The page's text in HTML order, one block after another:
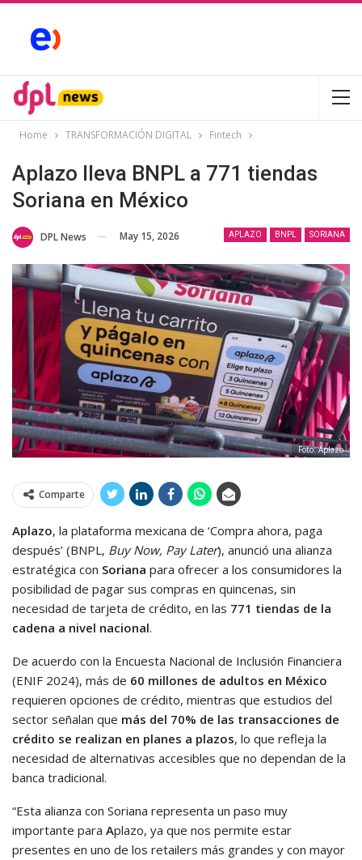
Home TRANSFORMACIÓN DIGITAL Fintech
Aplazo lleva BNPL a 771 tiendas
Soriana en México
APLAZO BNPL SORIANA
DPL News May 15, 2026
Foto: Aplazo
Comparte
Aplazo, la plataforma mexicana de ‘Compra ahora, paga
después’ (BNPL, Buy Now, Pay Later), anunció una alianza
estratégica con Soriana para ofrecer a los consumidores la
posibilidad de pagar sus compras en quincenas, sin
necesidad de tarjeta de crédito, en las 771 tiendas de la
cadena a nivel nacional.
De acuerdo con la Encuesta Nacional de Inclusión Financiera
(ENIF 2024), más de 60 millones de adultos en México
requieren opciones de crédito, mientras que estudios del
sector señalan que más del 70% de las transacciones de
crédito se realizan en planes a plazos, lo que refleja la
necesidad de alternativas accesibles que no dependan de la
banca tradicional.
“Esta alianza con Soriana representa un paso muy
importante para Aplazo, ya que nos permite estar
presentes en uno de los retailers más grandes y con mayor